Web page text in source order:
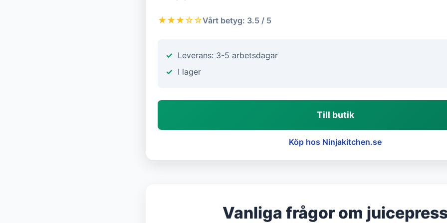
★★★☆☆Vårt betyg: 3.5 / 5
Leverans: 3-5 arbetsdagar
I lager
Till butik
Köp hos Ninjakitchen.se
Vanliga frågor om